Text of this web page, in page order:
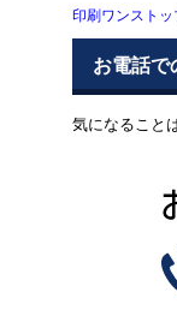
印刷ワンスト
お電話で
気になること